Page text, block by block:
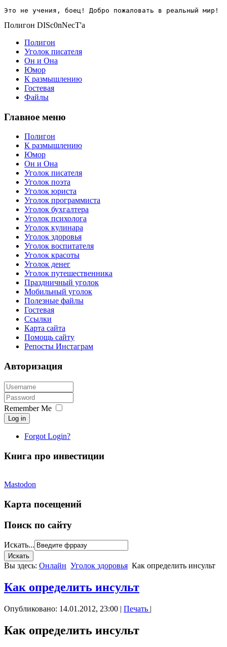
Это не учения, боец! Добро пожаловать в реальный мир!
Полигон DISc0nNecT'a
Полигон
Уголок писателя
Он и Она
Юмор
К размышлению
Гостевая
Файлы
Главное меню
Полигон
К размышлению
Юмор
Он и Она
Уголок писателя
Уголок поэта
Уголок юриста
Уголок программиста
Уголок бухгалтера
Уголок психолога
Уголок кулинара
Уголок здоровья
Уголок воспитателя
Уголок красоты
Уголок денег
Уголок путешественника
Праздничный уголок
Мобильный уголок
Полезные файлы
Гостевая
Ссылки
Карта сайта
Помощь сайту
Репосты Инстаграм
Авторизация
Remember Me
Log in
Forgot Login?
Книга про инвестиции
Mastodon
Карта посещений
Поиск по сайту
Искать...
Вы здесь: Онлайн Уголок здоровья Как определить инсульт
Как определить инсульт
Опубликовано: 14.01.2012, 23:00 | Печать |
Как определить инсульт